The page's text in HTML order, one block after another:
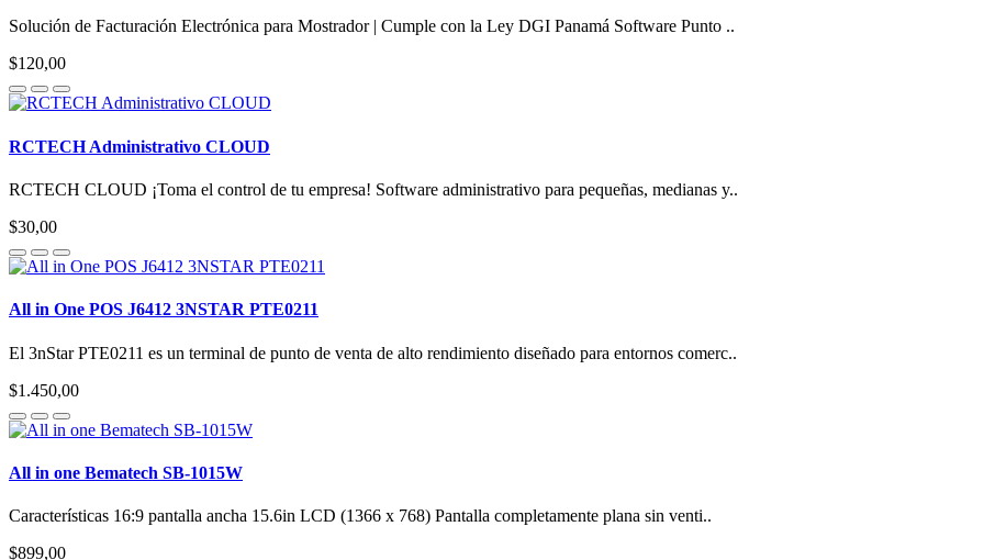
Solución de Facturación Electrónica para Mostrador | Cumple con la Ley DGI Panamá Software Punto ..
$120,00
RCTECH Administrativo CLOUD
RCTECH CLOUD ¡Toma el control de tu empresa! Software administrativo para pequeñas, medianas y..
$30,00
All in One POS J6412 3NSTAR PTE0211
El 3nStar PTE0211 es un terminal de punto de venta de alto rendimiento diseñado para entornos comerc..
$1.450,00
All in one Bematech SB-1015W
Características 16:9 pantalla ancha 15.6in LCD (1366 x 768) Pantalla completamente plana sin venti..
$899,00